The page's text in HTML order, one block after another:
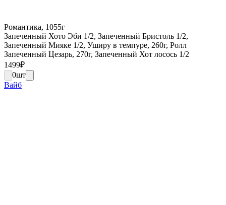
Романтика, 1055г
Запеченный Хото Эби 1/2, Запеченный Бристоль 1/2,
Запеченный Мияке 1/2, Уширу в темпуре, 260г, Ролл
Запеченный Цезарь, 270г, Запеченный Хот лосось 1/2
1499₽
0шт
Вайб